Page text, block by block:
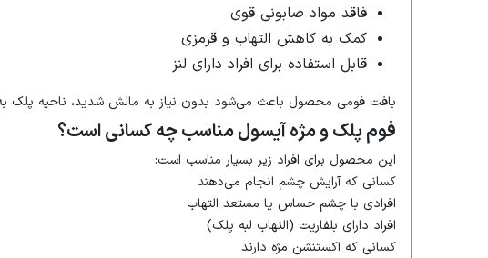
فاقد مواد صابونی قوی
کمک به کاهش التهاب و قرمزی
قابل استفاده برای افراد دارای لنز
بافت فومی محصول باعث می‌شود بدون نیاز به مالش شدید، ناحیه پلک
فوم پلک و مژه آیسول مناسب چه کسانی است؟
این محصول برای افراد زیر بسیار مناسب است:
کسانی که آرایش چشم انجام می‌دهند
افرادی با چشم حساس یا مستعد التهاب
افراد دارای بلفاریت (التهاب لبه پلک)
کسانی که اکستنشن مژه دارند